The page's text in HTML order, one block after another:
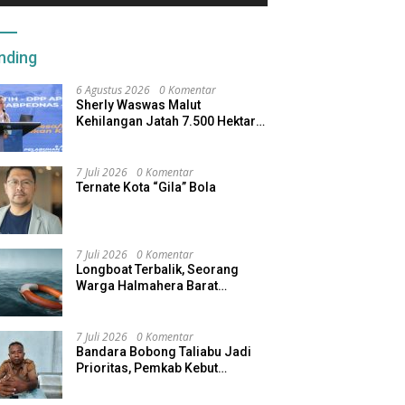
6 Agustus 2026 0 Komentar
Sherly Waswas Malut
Kehilangan Jatah 7.500 Hektare
7 Juli 2026 0 Komentar
Ternate Kota “Gila” Bola
7 Juli 2026 0 Komentar
Longboat Terbalik, Seorang
Warga Halmahera Barat
7 Juli 2026 0 Komentar
Bandara Bobong Taliabu Jadi
Prioritas, Pemkab Kebut